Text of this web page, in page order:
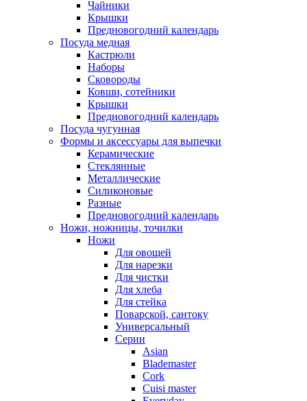
Чайники
Крышки
Предновогодний календарь
Посуда медная
Кастрюли
Наборы
Сковороды
Ковши, сотейники
Крышки
Предновогодний календарь
Посуда чугунная
Формы и аксессуары для выпечки
Керамические
Стеклянные
Металлические
Силиконовые
Разные
Предновогодний календарь
Ножи, ножницы, точилки
Ножи
Для овощей
Для нарезки
Для чистки
Для хлеба
Для стейка
Поварской, сантоку
Универсальный
Серии
Asian
Blademaster
Cork
Cuisi master